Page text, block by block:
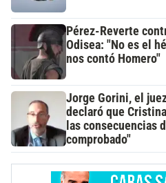
Pérez-Reverte
Odisea: "No es el
nos contó Homero"
Jorge Gorini, el
declaró que
las consecuencias
comprobado"